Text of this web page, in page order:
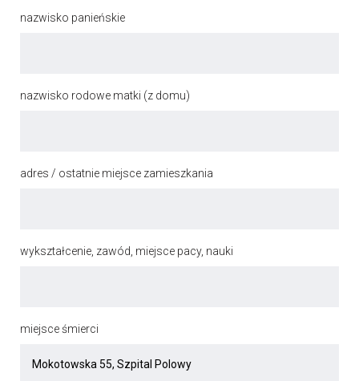
nazwisko panieńskie
nazwisko rodowe matki (z domu)
adres / ostatnie miejsce zamieszkania
wykształcenie, zawód, miejsce pacy, nauki
miejsce śmierci